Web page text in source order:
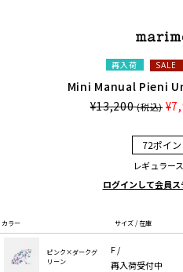
再入荷 SALE
Mini Manual Pieni
¥13,200(税込)
72ポイ
レギュラー
ログインして会員
カラー サイズ / 在庫
ピンク×ダークグ
リーン
F /
再入荷受付中